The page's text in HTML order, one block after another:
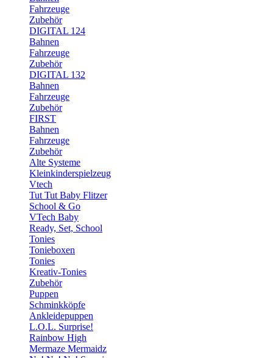
Fahrzeuge
Zubehör
DIGITAL 124
Bahnen
Fahrzeuge
Zubehör
DIGITAL 132
Bahnen
Fahrzeuge
Zubehör
FIRST
Bahnen
Fahrzeuge
Zubehör
Alte Systeme
Kleinkinderspielzeug
Vtech
Tut Tut Baby Flitzer
School & Go
VTech Baby
Ready, Set, School
Tonies
Tonieboxen
Tonies
Kreativ-Tonies
Zubehör
Puppen
Schminkköpfe
Ankleidepuppen
L.O.L. Surprise!
Rainbow High
Mermaze Mermaidz